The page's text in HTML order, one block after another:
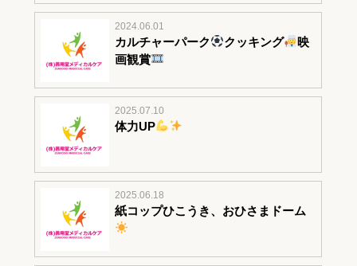
2024.06.01
カルチャーパーク クッキング
映
画観賞
2025.07.10
体力UP
2025.06.18
紙コップひこうき、おひさまドーム